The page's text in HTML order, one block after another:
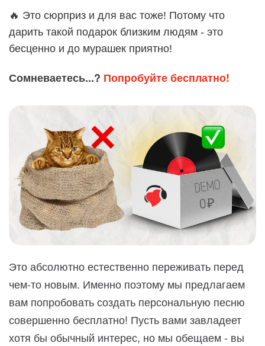
🔥 Это сюрприз и для вас тоже! Потому что
дарить такой подарок близким людям - это
бесценно и до мурашек приятно!
Сомневаетесь...? Попробуйте бесплатно!
Это абсолютно естественно переживать перед
чем-то новым. Именно поэтому мы предлагаем
вам попробовать создать персональную песню
совершенно бесплатно! Пусть вами завладеет
хотя бы обычный интерес, но мы обещаем - вы